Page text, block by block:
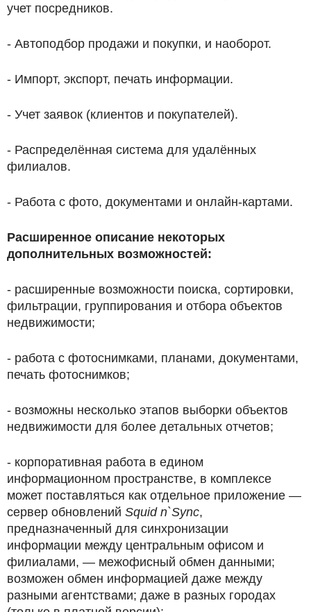
учет посредников.
- Автоподбор продажи и покупки, и наоборот.
- Импорт, экспорт, печать информации.
- Учет заявок (клиентов и покупателей).
- Распределённая система для удалённых
филиалов.
- Работа с фото, документами и онлайн-картами.
Расширенное описание некоторых
дополнительных возможностей:
- расширенные возможности поиска, сортировки,
фильтрации, группирования и отбора объектов
недвижимости;
- работа с фотоснимками, планами, документами,
печать фотоснимков;
- возможны несколько этапов выборки объектов
недвижимости для более детальных отчетов;
- корпоративная работа в едином
информационном пространстве, в комплексе
может поставляться как отдельное приложение —
сервер обновлений Squid n`Sync,
предназначенный для синхронизации
информации между центральным офисом и
филиалами, — межофисный обмен данными;
возможен обмен информацией даже между
разными агентствами; даже в разных городах